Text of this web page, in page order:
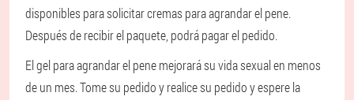
disponibles para solicitar cremas para agrandar el pene.
Después de recibir el paquete, podrá pagar el pedido.
El gel para agrandar el pene mejorará su vida sexual en menos
de un mes. Tome su pedido y realice su pedido y espere la